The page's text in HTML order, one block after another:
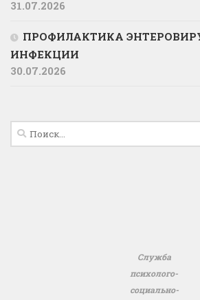
31.07.2026
ПРОФИЛАКТИКА
ИНФЕКЦИИ
30.07.2026
Найти:
Служба
психолого-
социально-